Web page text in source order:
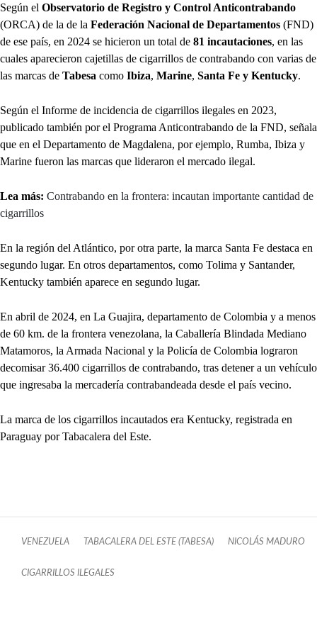
Según el Observatorio de Registro y Control Anticontrabando
(ORCA) de la de la Federación Nacional de Departamentos (FND)
de ese país, en 2024 se hicieron un total de 81 incautaciones, en las
cuales aparecieron cajetillas de cigarrillos de contrabando con varias de
las marcas de Tabesa como Ibiza, Marine, Santa Fe y Kentucky.
Según el Informe de incidencia de cigarrillos ilegales en 2023,
publicado también por el Programa Anticontrabando de la FND, señala
que en el Departamento de Magdalena, por ejemplo, Rumba, Ibiza y
Marine fueron las marcas que lideraron el mercado ilegal.
Lea más: Contrabando en la frontera: incautan importante cantidad de
cigarrillos
En la región del Atlántico, por otra parte, la marca Santa Fe destaca en
segundo lugar. En otros departamentos, como Tolima y Santander,
Kentucky también aparece en segundo lugar.
En abril de 2024, en La Guajira, departamento de Colombia y a menos
de 60 km. de la frontera venezolana, la Caballería Blindada Mediano
Matamoros, la Armada Nacional y la Policía de Colombia lograron
decomisar 36.400 cigarrillos de contrabando, tras detener a un vehículo
que ingresaba la mercadería contrabandeada desde el país vecino.
La marca de los cigarrillos incautados era Kentucky, registrada en
Paraguay por Tabacalera del Este.
VENEZUELA TABACALERA DEL ESTE (TABESA) NICOLÁS MADURO
CIGARRILLOS ILEGALES